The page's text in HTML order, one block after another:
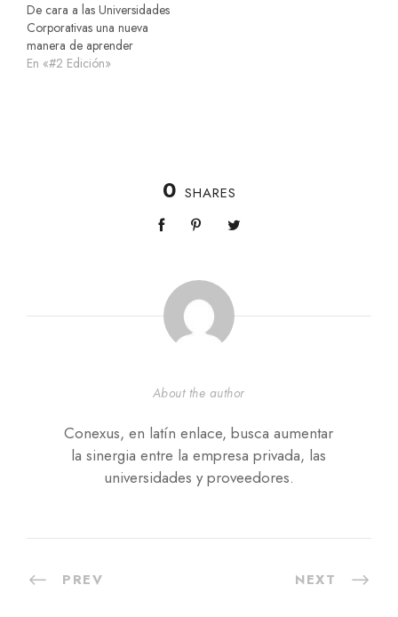
De cara a las Universidades
Corporativas una nueva
manera de aprender
En «#2 Edición»
0 SHARES
About the author
Conexus, en latín enlace, busca aumentar
la sinergia entre la empresa privada, las
universidades y proveedores.
PREV NEXT